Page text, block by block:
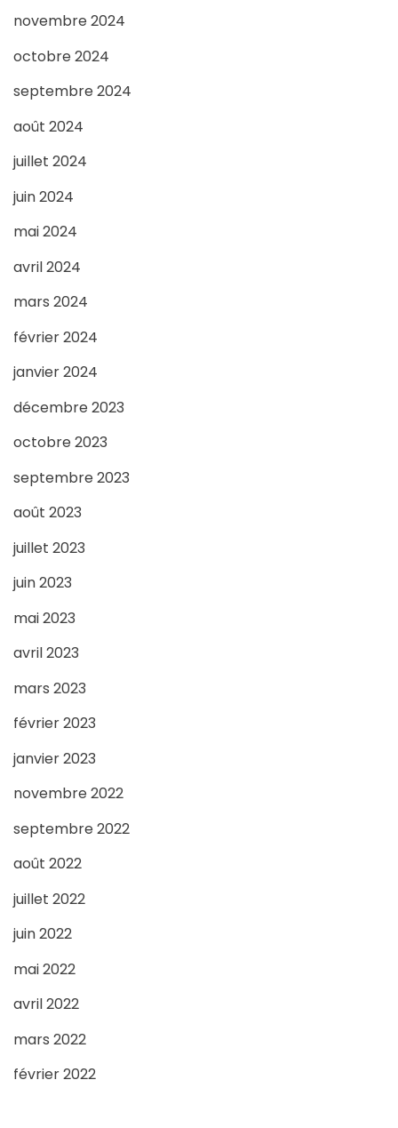
novembre 2024
octobre 2024
septembre 2024
août 2024
juillet 2024
juin 2024
mai 2024
avril 2024
mars 2024
février 2024
janvier 2024
décembre 2023
octobre 2023
septembre 2023
août 2023
juillet 2023
juin 2023
mai 2023
avril 2023
mars 2023
février 2023
janvier 2023
novembre 2022
septembre 2022
août 2022
juillet 2022
juin 2022
mai 2022
avril 2022
mars 2022
février 2022